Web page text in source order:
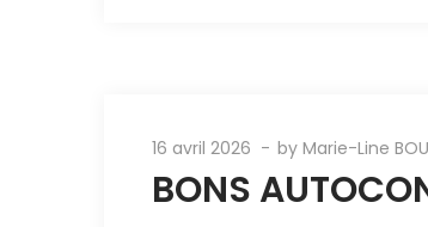
16 avril 2026 by Marie-Line
BONS